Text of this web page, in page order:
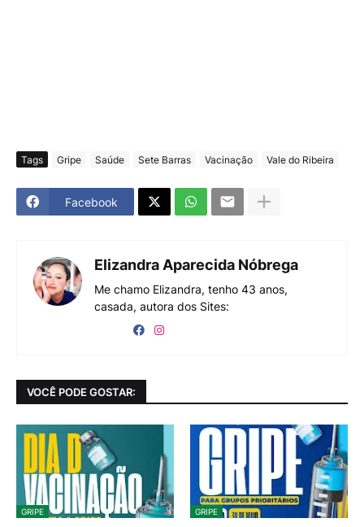
Tags Gripe Saúde Sete Barras Vacinação Vale do Ribeira
Facebook
Elizandra Aparecida Nóbrega
Me chamo Elizandra, tenho 43 anos,
casada, autora dos Sites:
VOCÊ PODE GOSTAR:
GRIPE GRIPE